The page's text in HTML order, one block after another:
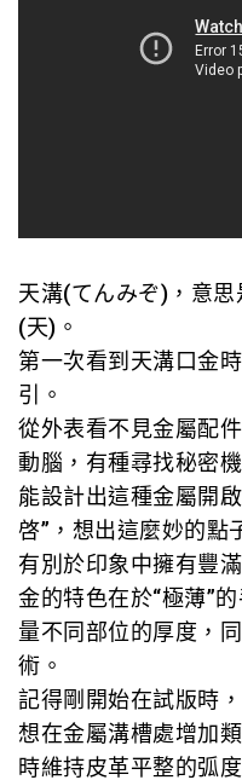
天溝(てんみぞ)，意
(天)。
第一次看到天溝口金
引。
從外表看不見金屬配
動腦，有種尋找秘密
能設計出這種金屬開
啓”，想出這麼妙的點
有別於印象中擁有豐
金的特色在於“極薄”
量不同部位的厚度，
術。
記得剛開始在試版時，
想在金屬溝槽處增加
時維持皮革平整的弧